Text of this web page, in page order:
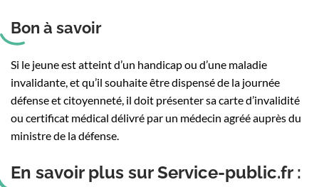
Bon à savoir
Si le jeune est atteint d’un handicap ou d’une maladie
invalidante, et qu’il souhaite être dispensé de la journée
défense et citoyenneté, il doit présenter sa carte d’invalidité
ou certificat médical délivré par un médecin agréé auprès du
ministre de la défense.
En savoir plus sur Service-public.fr :